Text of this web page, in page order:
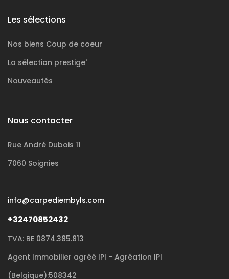
Les sélections
Nos biens Coup de coeur
La sélection prestige'
Nouveautés
Nous contacter
Rue André Dubois 11
7060 Soignies
info@carpediembyls.com
+32470852432
TVA: BE 0874.385.813
Agent Immobilier agréé IPI - Agréation IPI
(Belgique):508342